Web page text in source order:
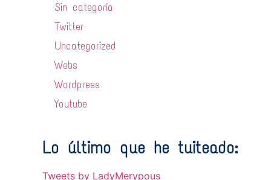
Sin categoría
Twitter
Uncategorized
Webs
Wordpress
Youtube
Lo último que he tuiteado:
Tweets by LadyMerypous